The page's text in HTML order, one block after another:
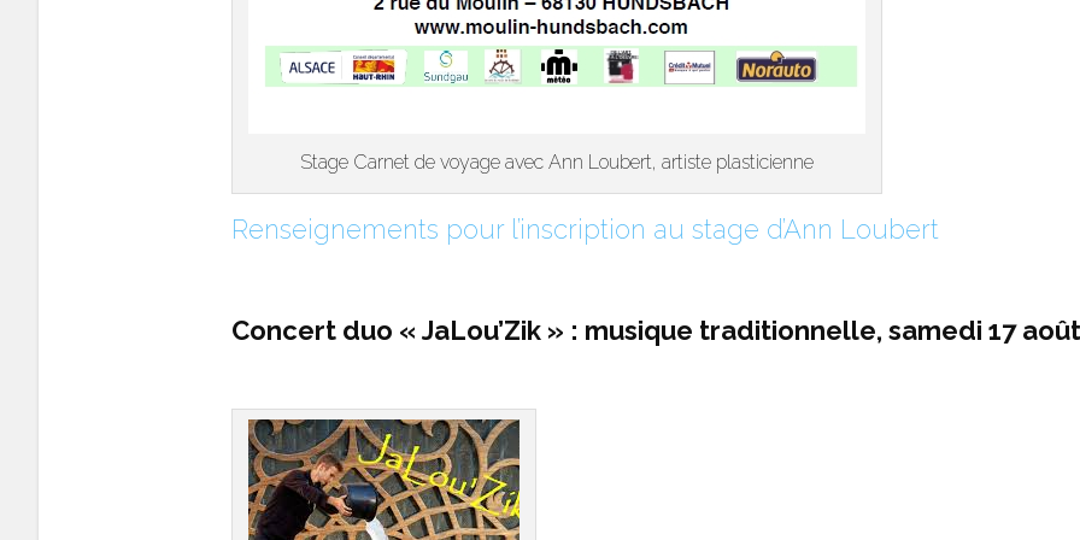
Stage Carnet de voyage avec Ann Loubert, artiste plasticienne
Renseignements pour l’inscription au stage d’Ann Loubert
Concert duo « JaLou’Zik » : musique traditionnelle, samedi 17 août